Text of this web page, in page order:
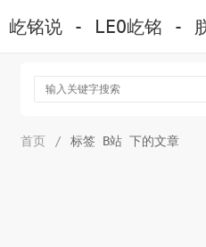
屹铭说 - LEO屹铭 -
首页 / 标签 B站 下的文章